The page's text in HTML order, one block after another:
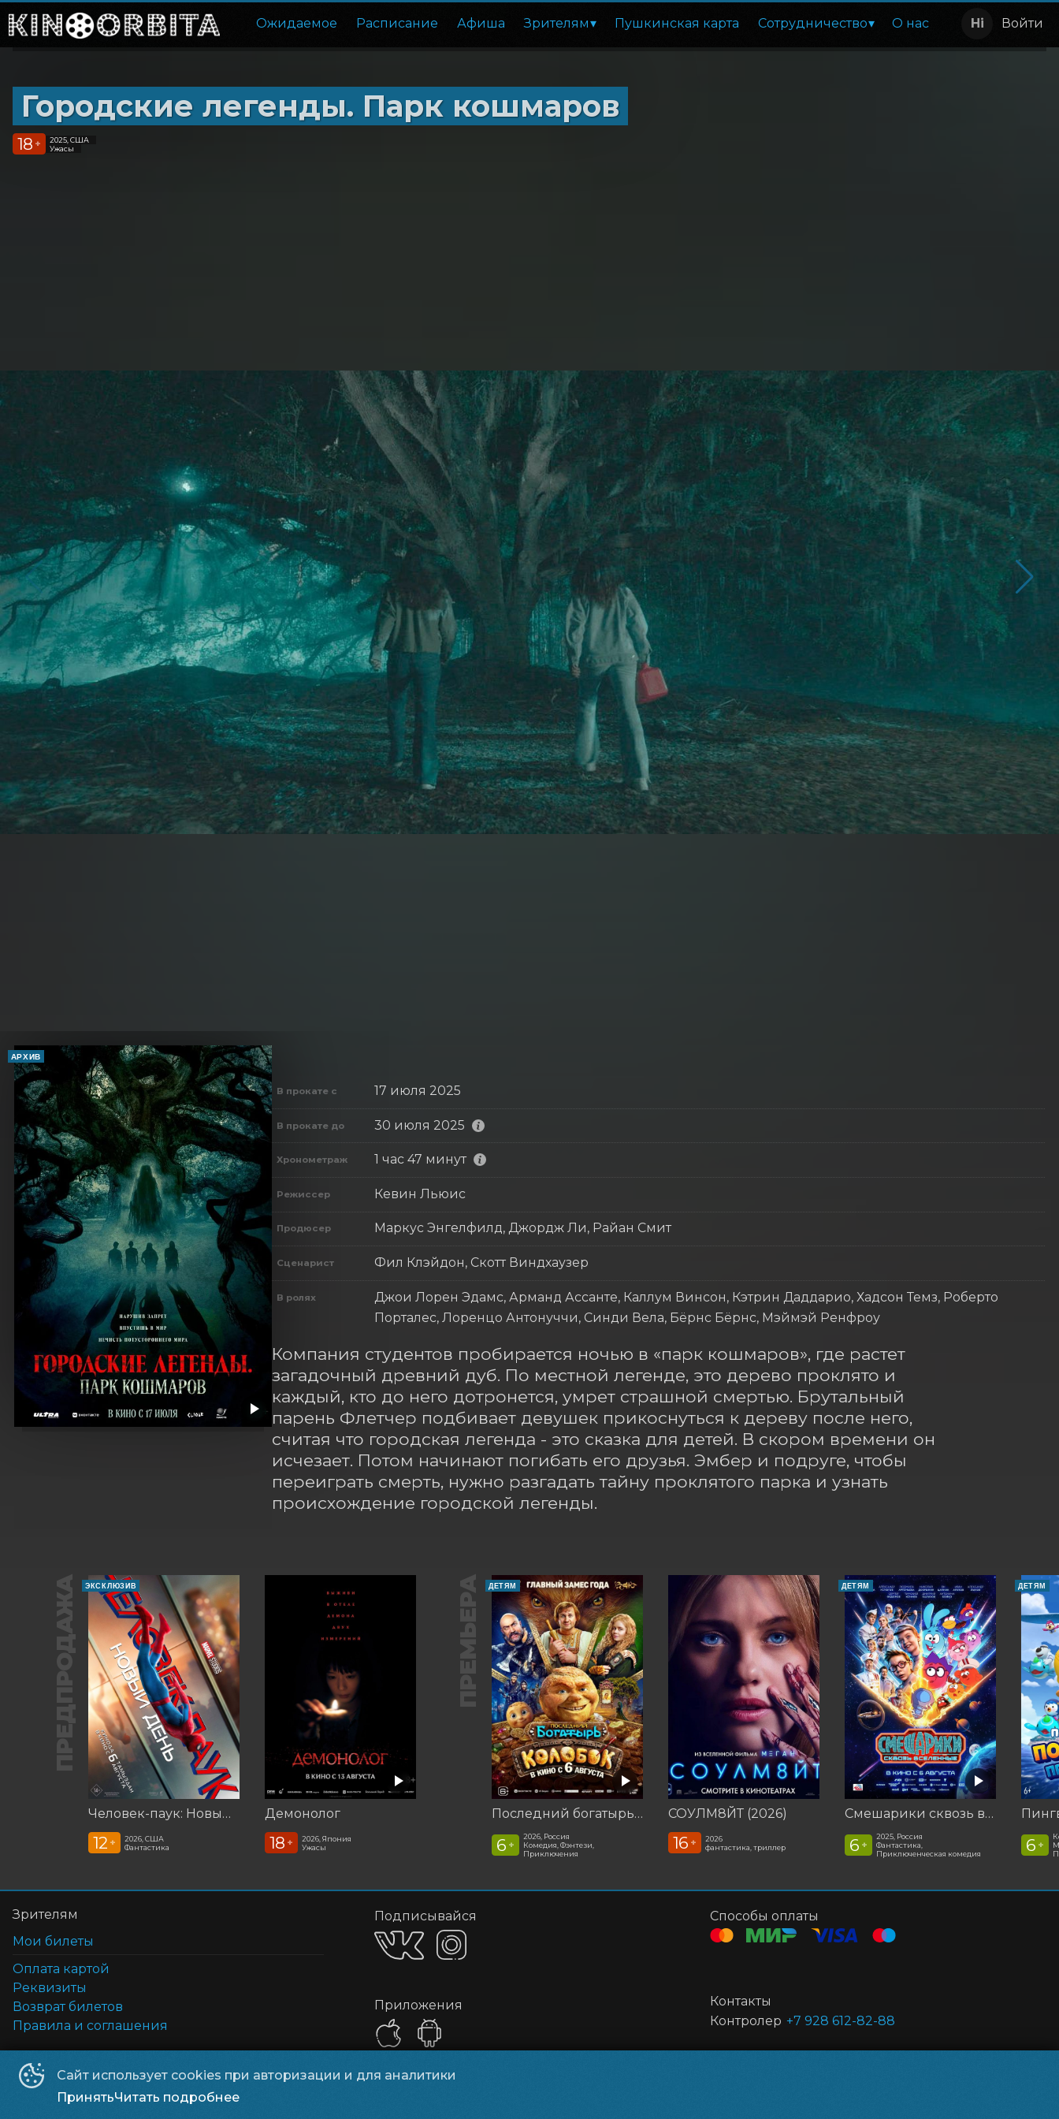
Ожидаемое Расписание Афиша Зрителям Пушкинская карта Сотрудничество О нас Войти
Городские легенды. Парк кошмаров
18 +
2025, США
Ужасы
АРХИВ
В прокате с 17 июля 2025
В прокате до 30 июля 2025
Хронометраж 1 час 47 минут
Режиссер Кевин Льюис
Продюсер Маркус Энгелфилд, Джордж Ли, Райан Смит
Сценарист Фил Клэйдон, Скотт Виндхаузер
В ролях
Джои Лорен Эдамс, Арманд Ассанте, Каллум Винсон, Кэтрин Даддарио, Хадсон Темз, Роберто
Порталес, Лоренцо Антонуччи, Синди Вела, Бёрнс Бёрнс, Мэймэй Ренфроу
Компания студентов пробирается ночью в «парк кошмаров», где растет
загадочный древний дуб. По местной легенде, это дерево проклято и
каждый, кто до него дотронется, умрет страшной смертью. Брутальный
парень Флетчер подбивает девушек прикоснуться к дереву после него,
считая что городская легенда - это сказка для детей. В скором времени он
исчезает. Потом начинают погибать его друзья. Эмбер и подруге, чтобы
переиграть смерть, нужно разгадать тайну проклятого парка и узнать
происхождение городской легенды.
ПРЕДПРОДАЖА ЭКСКЛЮЗИВ
Человек-паук: Новый день (2026)
12 +
2026, США
Фантастика
Демонолог
18 +
2026, Япония
Ужасы
ПРЕМЬЕРА ДЕТЯМ
Последний богатырь. Колобок
6 +
2026, Россия
Комедия, Фэнтези,
Приключения
СОУЛМ8ЙТ (2026)
16 +
2026
фантастика, триллер
ДЕТЯМ
Смешарики сквозь вселенные
6 +
2025, Россия
Фантастика,
Приключенческая комедия
ДЕТЯМ
6 +
Сайт использует cookies при авторизации и для аналитики
ПринятьЧитать подробнее
Зрителям
Мои билеты
Оплата картой
Реквизиты
Возврат билетов
Правила и соглашения
Подписывайся
Приложения
Способы оплаты
Контакты
Контролер +7 928 612-82-88
©2026